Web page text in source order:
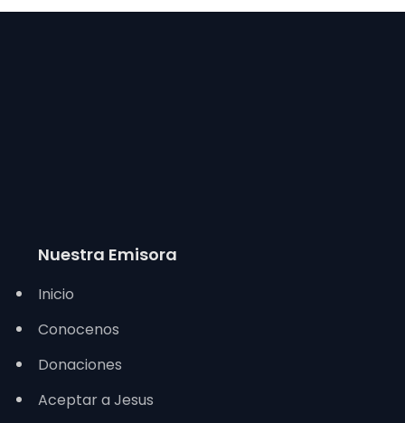
Nuestra Emisora
Inicio
Conocenos
Donaciones
Aceptar a Jesus